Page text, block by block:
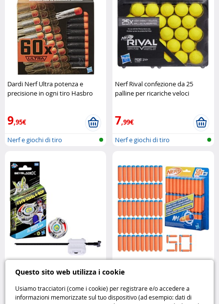
Questo sito web utilizza i cookie
Usiamo tracciatori (come i cookie) per registrare e/o accedere a
informazioni memorizzate sul tuo dispositivo (ad esempio: dati di
Dardi Nerf Ultra potenza e
precisione in ogni tiro Hasbro
9,95€
Nerf e giochi di tiro
Nerf Rival confezione da 25
palline per ricariche veloci
7,99€
Nerf e giochi di tiro
Beyblade Driger Slash 4-80P:
potenza e strategia Hasbro
Ricarica 50 dardi Nerf N Series